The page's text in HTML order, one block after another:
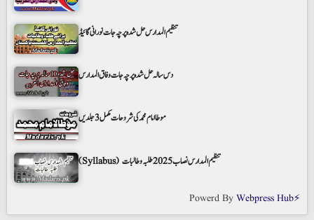
تنظیم المدارس حل شدہ پرچہ جات نورانی گائیڈ
دس سالہ حل شدہ پرچہ جات وفاق المدارس
موطا امام محمد کی شروحات مکمل 3 جلدیں
(Syllabus) تنظیم المدارس نصاب 2025 طلبہ و طالبات
Powerd ByWebpress Hub⚡